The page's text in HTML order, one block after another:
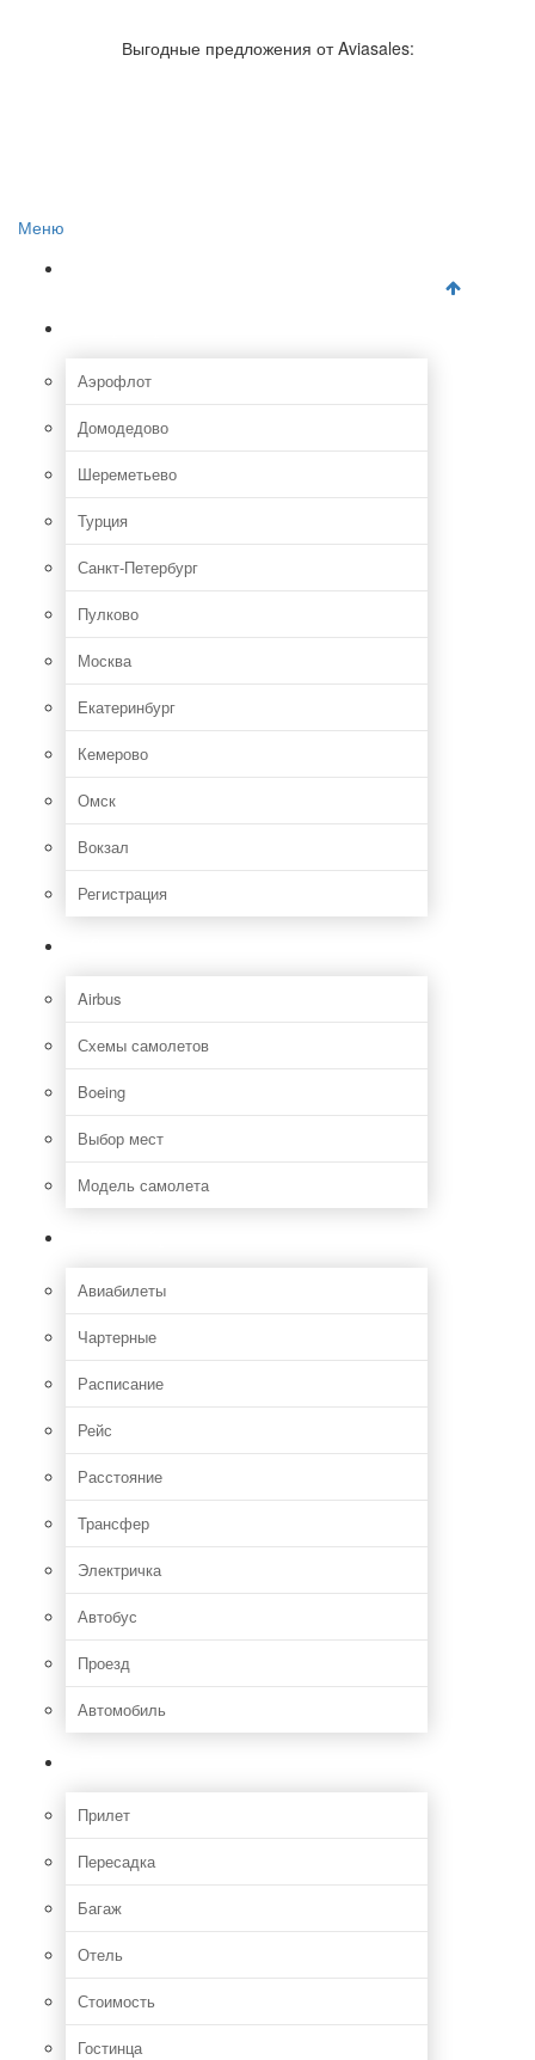
Отзывы об авиакомпаниях
Отзывы об аэропортах
Выгодные предложения от Aviasales:
Меню
Аэрофлот
Домодедово
Шереметьево
Турция
Санкт-Петербург
Пулково
Москва
Екатеринбург
Кемерово
Омск
Вокзал
Регистрация
Airbus
Схемы самолетов
Boeing
Выбор мест
Модель самолета
Авиабилеты
Чартерные
Расписание
Рейс
Расстояние
Трансфер
Электричка
Автобус
Проезд
Автомобиль
Прилет
Пересадка
Багаж
Отель
Стоимость
Гостинца